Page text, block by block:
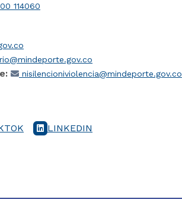
114060
nisilencioniviolencia@mindeporte.gov.co
LINKEDIN